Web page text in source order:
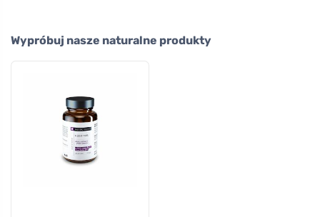
Wypróbuj nasze naturalne produkty